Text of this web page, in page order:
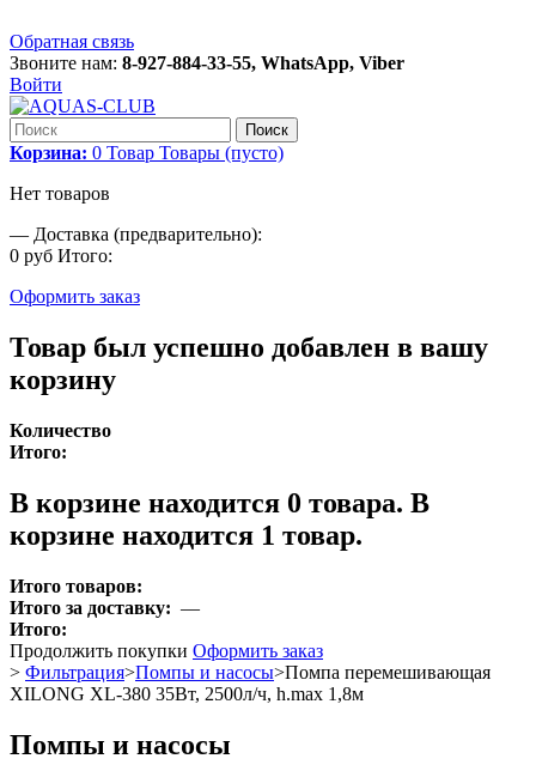
Обратная связь
Звоните нам: 8-927-884-33-55, WhatsApp, Viber
Войти
Поиск
Корзина: 0 Товар Товары (пусто)
Нет товаров
— Доставка (предварительно):
0 руб Итого:
Оформить заказ
Товар был успешно добавлен в вашу
корзину
Количество
Итого:
В корзине находится 0 товара. В
корзине находится 1 товар.
Итого товаров:
Итого за доставку: —
Итого:
Продолжить покупки Оформить заказ
> Фильтрация>Помпы и насосы>Помпа перемешивающая
XILONG XL-380 35Вт, 2500л/ч, h.max 1,8м
Помпы и насосы